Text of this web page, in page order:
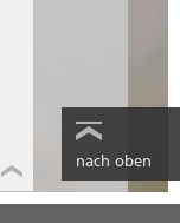
nach oben